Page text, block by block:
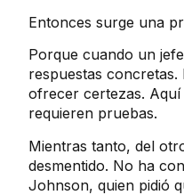
Entonces surge una
Porque cuando un
respuestas
ofrecer certezas. Aquí
requieren pruebas.
Mientras tanto, del
desmentido. No ha
Johnson, quien pidió